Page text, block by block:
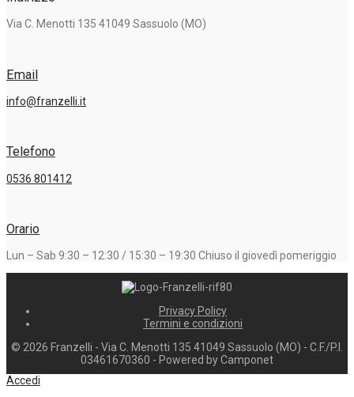
Via C. Menotti 135 41049 Sassuolo (MO)
Email
info@franzelli.it
Telefono
0536 801412
Orario
Lun – Sab 9:30 – 12:30 / 15:30 – 19:30 Chiuso il giovedì pomeriggio
Privacy Policy
Termini e condizioni
© 2026 Franzelli - Via C. Menotti 135 41049 Sassuolo (MO) - C.F./P.I.
03461670360 - Powered by Camponet
Accedi